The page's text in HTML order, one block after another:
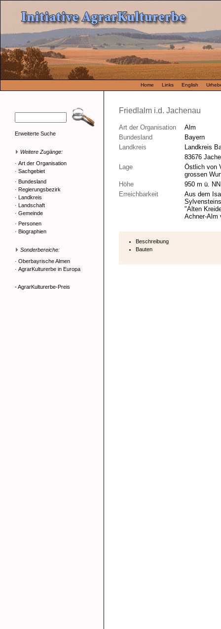
Home Links English
Erweiterte Suche
Weitere Zugänge:
· Art der Organisation
· Sachgebiet
· Bundesland
· Regierungsbezirk
· Landkreis
· Landschaft
· Gemeinde
· Personen
· Biographien
Sonderbereiche:
· Oberbayrische Almen
· AgrarKulturerbe in Europa
- AgrarKulturerbe-Preis
Friedlalm i.d. Jachenau
Art der Organisation
Alm
Bundesland
Bayern
Landkreis
Landkreis
83676
Lage
Östlich von
grossen
Höhe
950 m ü. NN
Erreichbarkeit
Aus dem
"Alten
Achner-Alm
Beschreibung
Bauten